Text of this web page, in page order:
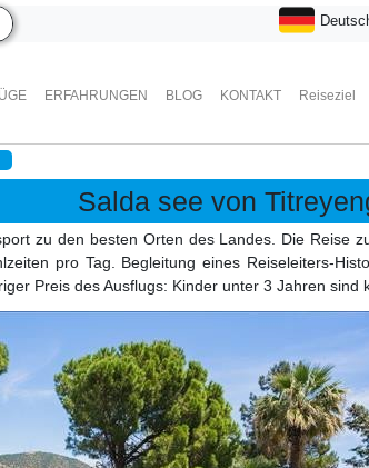
ERFAHRUNGEN BLOG KONTAKT Reiseziel
Salda see von
zu den besten Orten des Landes. Die Reise
pro Tag. Begleitung eines Reiseleiters-
Preis des Ausflugs: Kinder unter 3 Jahren sind